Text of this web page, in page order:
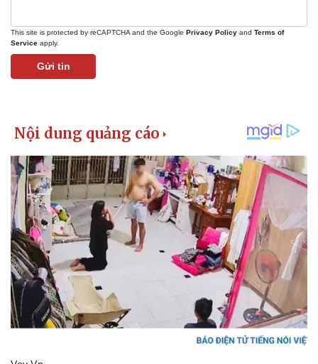
Chứng khoán
This site is protected by reCAPTCHA and the Google Privacy Policy and Terms of
Service apply.
Gửi tin